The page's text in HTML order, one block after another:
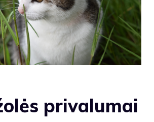
privalumai